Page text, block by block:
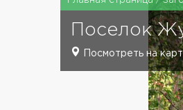
Поселок
Посмотреть на